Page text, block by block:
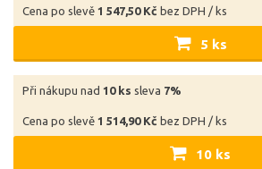
Cena po slevě 1 547,50 Kč bez DPH / ks
5 ks
Při nákupu nad 10 ks sleva 7%
Cena po slevě 1 514,90 Kč bez DPH / ks
10 ks